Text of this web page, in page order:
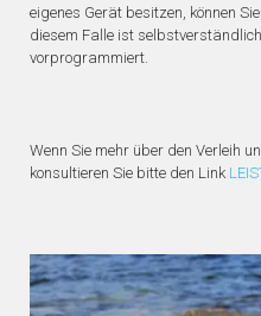
eigenes Gerät besitzen, können
diesem Falle ist
vorprogrammiert.
Wenn Sie mehr über den Verleih
konsultieren Sie bitte den Link